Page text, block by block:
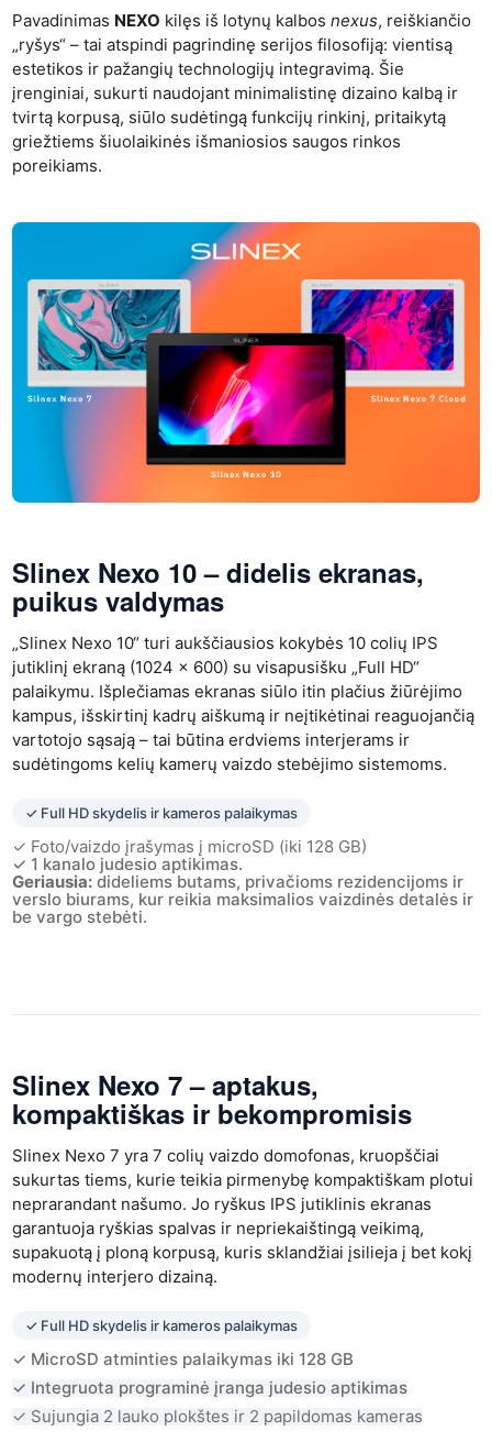
Pavadinimas NEXO kilęs iš lotynų kalbosnexus, reiškiančio
„ryšys“ – tai atspindi pagrindinę serijos filosofiją: vientisą
estetikos ir pažangių technologijų integravimą. Šie
įrenginiai, sukurti naudojant minimalistinę dizaino kalbą ir
tvirtą korpusą, siūlo sudėtingą funkcijų rinkinį, pritaikytą
griežtiems šiuolaikinės išmaniosios saugos rinkos
poreikiams.
Slinex Nexo 10– didelis ekranas,
puikus valdymas
„Slinex Nexo 10“ turi aukščiausios kokybės 10 colių IPS
jutiklinį ekraną (1024 × 600) su visapusišku „Full HD“
palaikymu. Išplečiamas ekranas siūlo itin plačius žiūrėjimo
kampus, išskirtinį kadrų aiškumą ir neįtikėtinai reaguojančią
vartotojo sąsają – tai būtina erdviems interjerams ir
sudėtingoms kelių kamerų vaizdo stebėjimo sistemoms.
✓ Full HD skydelis ir kameros palaikymas
✓ Foto/vaizdo įrašymas į microSD (iki 128 GB)
✓ 1 kanalo judesio aptikimas.
Geriausia: dideliems butams, privačioms rezidencijoms ir
verslo biurams, kur reikia maksimalios vaizdinės detalės ir
be vargo stebėti.
Slinex Nexo 7– aptakus,
kompaktiškas ir bekompromisis
Slinex Nexo 7 yra 7 colių vaizdo domofonas, kruopščiai
sukurtas tiems, kurie teikia pirmenybę kompaktiškam plotui
neprarandant našumo. Jo ryškus IPS jutiklinis ekranas
garantuoja ryškias spalvas ir nepriekaištingą veikimą,
supakuotą į ploną korpusą, kuris sklandžiai įsilieja į bet kokį
modernų interjero dizainą.
✓ Full HD skydelis ir kameros palaikymas
✓ MicroSD atminties palaikymas iki 128 GB
✓ Integruota programinė įranga judesio aptikimas
✓ Sujungia 2 lauko plokštes ir 2 papildomas kameras